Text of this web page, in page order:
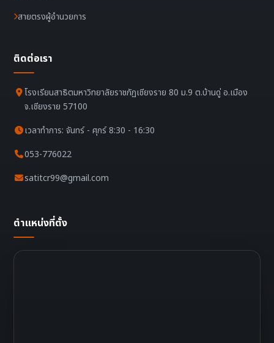
สายตรงผู้อำนวยการ
ติดต่อเรา
โรงเรียนสาธิตมหาวิทยาลัยราชภัฏเชียงราย 80 ม.9 ต.บ้านดู่ อ.เมือง
จ.เชียงราย 57100
เวลาทำการ: จันทร์ - ศุกร์ 8:30 - 16:30
053-776022
satitcr99@gmail.com
ตำแหน่งที่ตั้ง